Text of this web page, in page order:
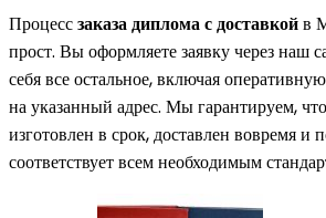
Процессзаказа диплома с доставкойв
прост. Вы оформляете заявку через наш
себя все остальное, включая
на указанный адрес. Мы гарантируем,
изготовлен в срок, доставлен вовремя и
соответствует всем необходимым